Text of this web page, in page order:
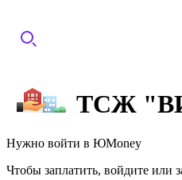
ТСЖ
Нужно войти в ЮMoney
Чтобы заплатить, войдите или